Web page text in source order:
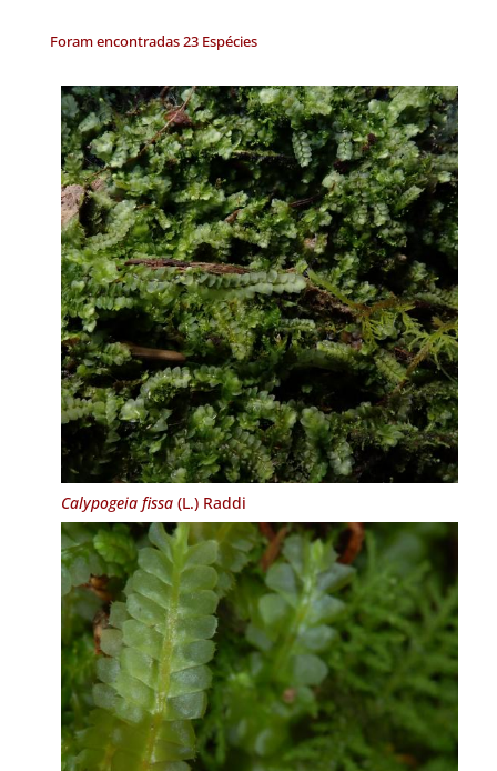
Foram encontradas 23 Espécies
Calypogeia fissa(L.) Raddi